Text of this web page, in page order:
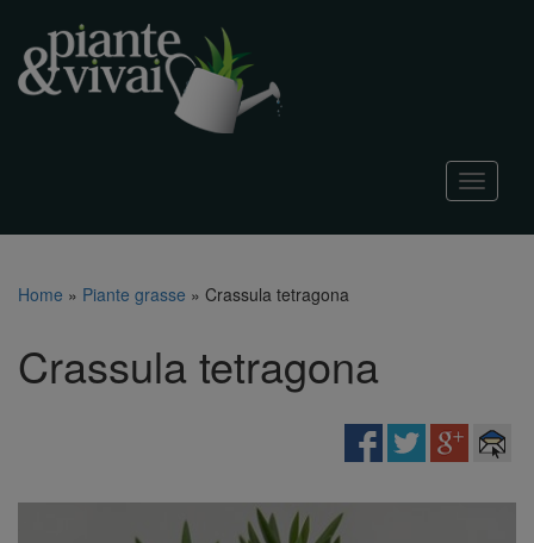
T
o
g
Home » Piante grasse » Crassula tetragona
Crassula tetragona